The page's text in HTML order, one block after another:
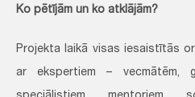
Ko pētījām un ko atklājām?
Projekta laikā visas iesaistītās
ar ekspertiem – vecmātēm,